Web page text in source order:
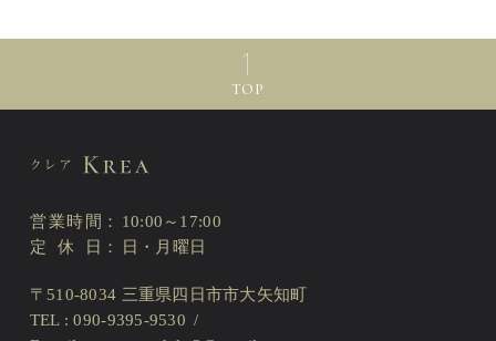
TOP
営業時間
10:00～17:00
定休日
日・月曜日
〒510-8034 三重県四日市市大矢知町
TEL : 090-9395-9530